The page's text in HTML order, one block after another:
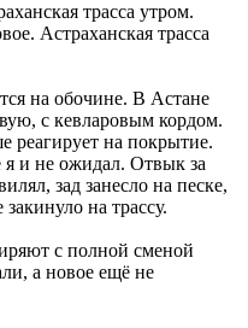
Астраханская трасса
на обочине. В Астане
с кевларовым кордом.
реагирует на покрытие.
я и не ожидал. Отвык за
зад занесло на песке,
на трассу.
с полной сменой
а новое ещё не